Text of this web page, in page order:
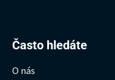
Často hledáte
O nás
Hledat: